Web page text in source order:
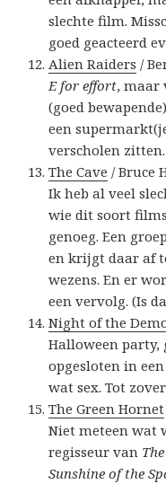
slechte film.
goed geacteerd
Alien Raiders /
E for effort, maar
(goed
een
verscholen zitten.
The Cave / Bruce
Ik heb al veel
wie dit soort
genoeg. Een
en krijgt daar af
wezens. En er
een vervolg. (Is
Night of the
Halloween party,
opgesloten in
wat sex. Tot
The Green Hornet
Niet meteen wat
regisseur van
Sunshine of the